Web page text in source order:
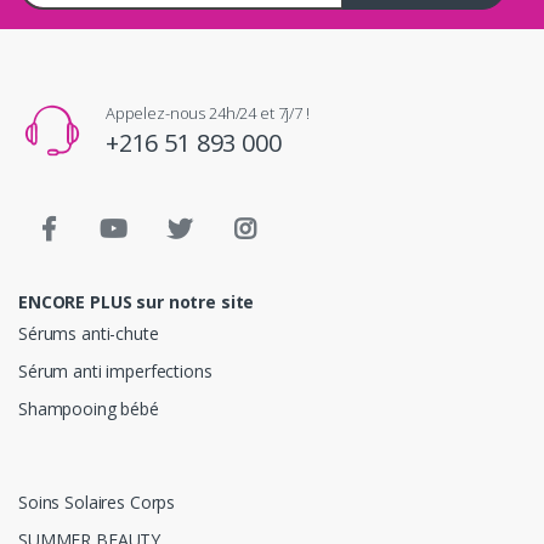
Appelez-nous 24h/24 et 7j/7 !
+216 51 893 000
ENCORE PLUS sur notre site
Sérums anti-chute
Sérum anti imperfections
Shampooing bébé
Soins Solaires Corps